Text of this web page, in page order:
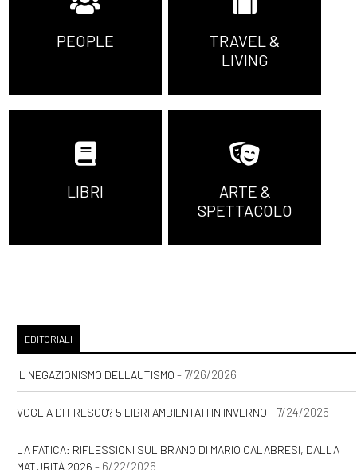
PEOPLE
TRAVEL &
LIVING
LIBRI
ARTE &
SPETTACOLO
EDITORIALI
IL NEGAZIONISMO DELL'AUTISMO - 7/26/2026
VOGLIA DI FRESCO? 5 LIBRI AMBIENTATI IN INVERNO - 7/24/2026
LA FATICA: RIFLESSIONI SUL BRANO DI MARIO CALABRESI, DALLA
MATURITÀ 2026 - 6/22/2026